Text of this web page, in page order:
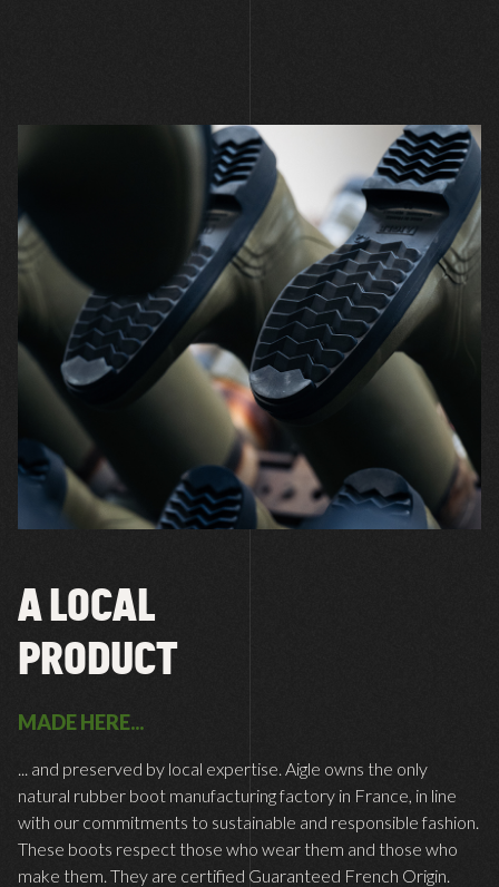
A LOCAL
PRODUCT
MADE HERE...
... and preserved by local expertise. Aigle owns the only
natural rubber boot manufacturing factory in France, in line
with our commitments to sustainable and responsible fashion.
These boots respect those who wear them and those who
make them. They are certified Guaranteed French Origin.